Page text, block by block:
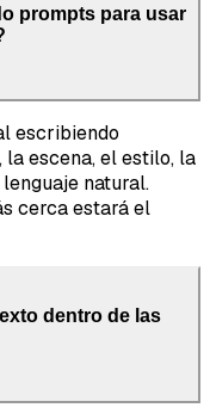
prompts para usar
escribiendo
escena, el estilo, la
natural.
cerca estará el
dentro de las